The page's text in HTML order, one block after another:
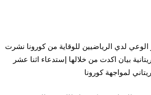
لدي الرياضيين للوقاية من كورونا نشرت
بيان اكدت من خلالها إستدعاء اثنا عشر
لمواجهة كورونا